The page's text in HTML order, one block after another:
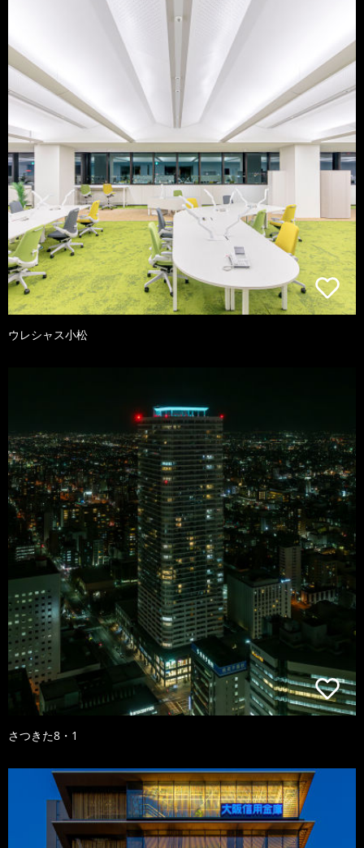
ウレシャス小松
さつきた8・1